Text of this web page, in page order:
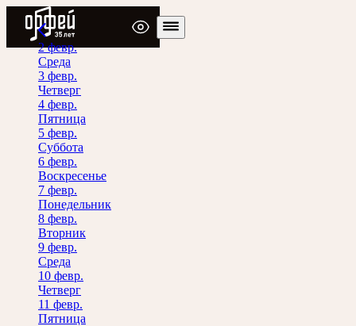
Радио Орфей
2 февр.
Среда
3 февр.
Четверг
4 февр.
Пятница
5 февр.
Суббота
6 февр.
Воскресенье
7 февр.
Понедельник
8 февр.
Вторник
9 февр.
Среда
10 февр.
Четверг
11 февр.
Пятница